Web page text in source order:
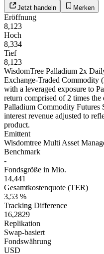
Jetzt handeln Merken
Eröffnung
8,123
Hoch
8,334
Tief
8,123
WisdomTree Palladium 2x
Exchange-Traded Commodity
with a leveraged exposure to
return comprised of 2 times
Palladium Commodity
interest revenue adjusted to
product.
Emittent
Wisdomtree Multi Asset
Benchmark
-
Fondsgröße in Mio.
14,441
Gesamtkostenquote (TER)
3,53 %
Tracking Difference
16,2829
Replikation
Swap-basiert
Fondswährung
USD